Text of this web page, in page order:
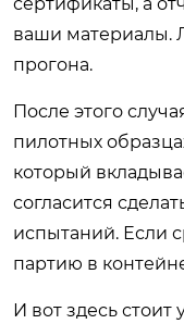
ваши материалы.
прогона.
После этого
пилотных
который
согласится
испытаний. Если
партию в
И вот здесь